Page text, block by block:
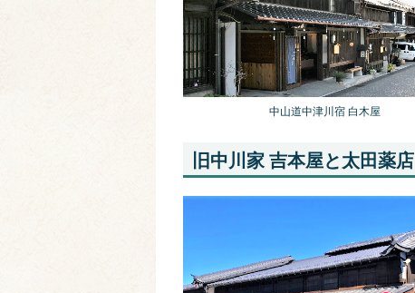
中山道中津川宿 白木屋
旧中川家 吉本屋と太田薬店